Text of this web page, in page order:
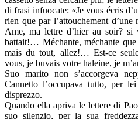
di frasi infuocate: «Je vous écris
rien que par l’attouchement
Ame, ma lettre d’hier au soir? si
battait!… Méchante, méchante
mais du tout, allez!… Est-ce
vous, je buvais votre haleine, je
Suo marito non s’accorgeva
Cannetto l’occupava tutto, per
disprezzo.
Quando ella apriva le lettere di
suo silenzio, per la sua